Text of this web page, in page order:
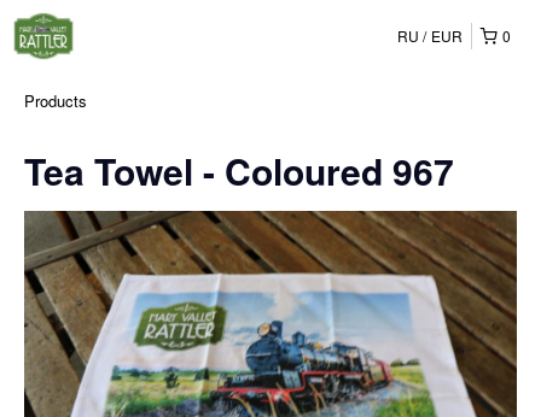
0
RU EUR
Products
Tea Towel - Coloured 967